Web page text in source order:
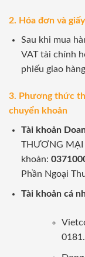
2. Hóa đơn và
Sau khi mua
VAT tài chính
phiếu giao
3. Phương thức
chuyển khoản
Tài khoản
THƯƠNG MẠI
khoản:
Phần Ngoại
Tài khoản cá